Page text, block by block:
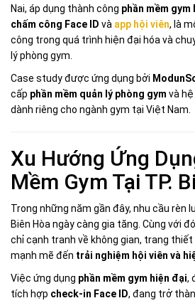
Nai, áp dụng thành công phần mềm gym
chấm công Face ID và app hội viên, là
công trong quá trình hiện đại hóa và
lý phòng gym.
Case study được ứng dụng bởi
cấp phần mềm quản lý phòng gym và
dành riêng cho ngành gym tại Việt Nam.
Xu Hướng Ứng
Mềm Gym Tại TP.
Trong những năm gần đây, nhu cầu rèn
Biên Hòa ngày càng gia tăng. Cùng với
chỉ cạnh tranh về không gian, trang
mạnh mẽ đến trải nghiệm hội viên và
Việc ứng dụng phần mềm gym hiện đại,
tích hợp check-in Face ID, đang trở